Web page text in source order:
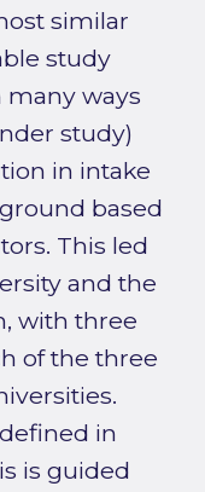
similar
study
many ways
study)
in intake
based
This led
and the
with three
of the three
in
is guided